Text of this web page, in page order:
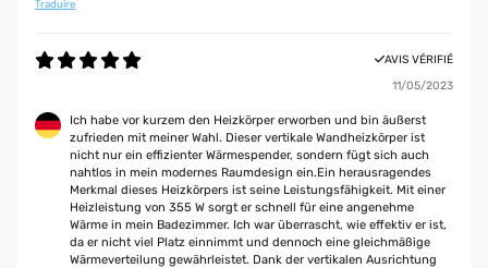
Traduire
AVIS VÉRIFIÉ
11/05/2023
Ich habe vor kurzem den Heizkörper erworben und bin äußerst
zufrieden mit meiner Wahl. Dieser vertikale Wandheizkörper ist
nicht nur ein effizienter Wärmespender, sondern fügt sich auch
nahtlos in mein modernes Raumdesign ein.Ein herausragendes
Merkmal dieses Heizkörpers ist seine Leistungsfähigkeit. Mit einer
Heizleistung von 355 W sorgt er schnell für eine angenehme
Wärme in mein Badezimmer. Ich war überrascht, wie effektiv er ist,
da er nicht viel Platz einnimmt und dennoch eine gleichmäßige
Wärmeverteilung gewährleistet. Dank der vertikalen Ausrichtung